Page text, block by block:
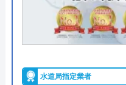
うまい
ます。営業時間は24
す。定休日は元旦のみ
に解決してもらえて安
タイトは自社施工で対
水道局指定業者